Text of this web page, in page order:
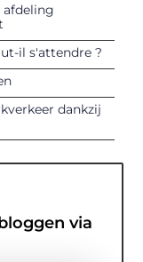
afdeling
il s'attendre ?
dankzij
via